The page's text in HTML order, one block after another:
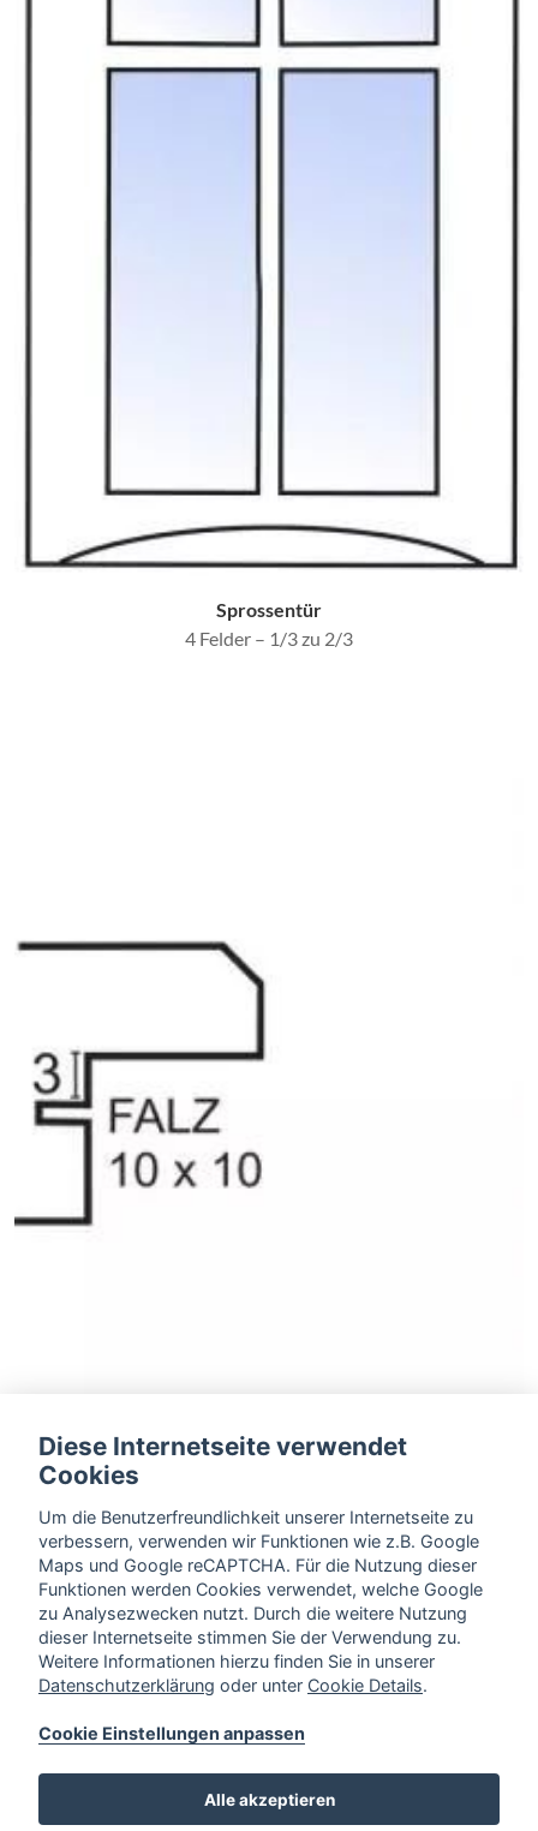
Sprossentür
4 Felder – 1/3 zu 2/3
Falz + Nut
wird wahlweise mit Gummidichtung geliefert
* Die Anzahl der Felder wird in Bezug zur Frontengröße
ermittelt 4/6/8/…
Diese Internetseite verwendet
Cookies
Um die Benutzerfreundlichkeit unserer Internetseite zu
verbessern, verwenden wir Funktionen wie z.B. Google
Maps und Google reCAPTCHA. Für die Nutzung dieser
Funktionen werden Cookies verwendet, welche Google
zu Analysezwecken nutzt. Durch die weitere Nutzung
dieser Internetseite stimmen Sie der Verwendung zu.
Weitere Informationen hierzu finden Sie in unserer
Datenschutzerklärung oder unter Cookie Details.
Cookie Einstellungen anpassen
Alle akzeptieren